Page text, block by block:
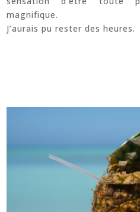
magnifique.
J’aurais pu rester des heures.